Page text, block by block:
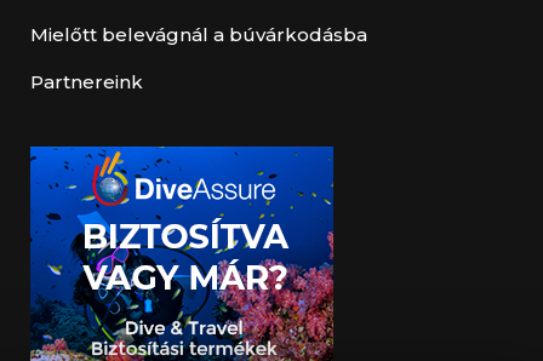
Mielőtt belevágnál a búvárkodásba
Partnereink